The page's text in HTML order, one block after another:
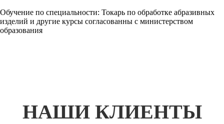
Обучение по специальности: Токарь по обработке абразивных
изделий и другие курсы согласованны с министерством
образования
НАШИ КЛИЕНТЫ